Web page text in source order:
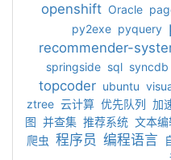
openshift Oracle
py2exe pyquery
recommender-
springside sql syncdb
topcoder ubuntu
ztree 云计算 优先队列 加
图 并查集 推荐系统 文本
爬虫 程序员 编程语言